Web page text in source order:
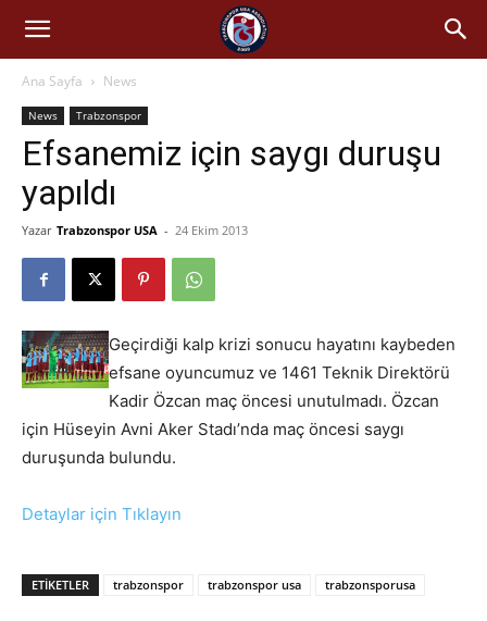
Ana Sayfa News
News Trabzonspor
Efsanemiz için saygı duruşu
yapıldı
Yazar Trabzonspor USA - 24 Ekim 2013
Geçirdiği kalp krizi sonucu hayatını kaybeden
efsane oyuncumuz ve 1461 Teknik Direktörü
Kadir Özcan maç öncesi unutulmadı. Özcan
için Hüseyin Avni Aker Stadı’nda maç öncesi saygı
duruşunda bulundu.
Detaylar için Tıklayın
ETIKETLER trabzonspor trabzonspor usa trabzonsporusa